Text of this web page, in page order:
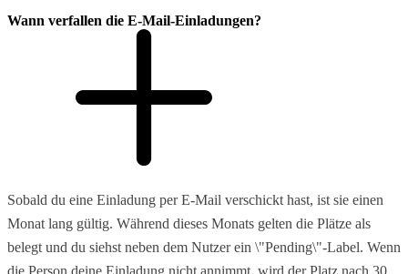
Wann verfallen die E-Mail-Einladungen?
Sobald du eine Einladung per E-Mail verschickt hast, ist sie einen
Monat lang gültig. Während dieses Monats gelten die Plätze als
belegt und du siehst neben dem Nutzer ein \"Pending\"-Label. Wenn